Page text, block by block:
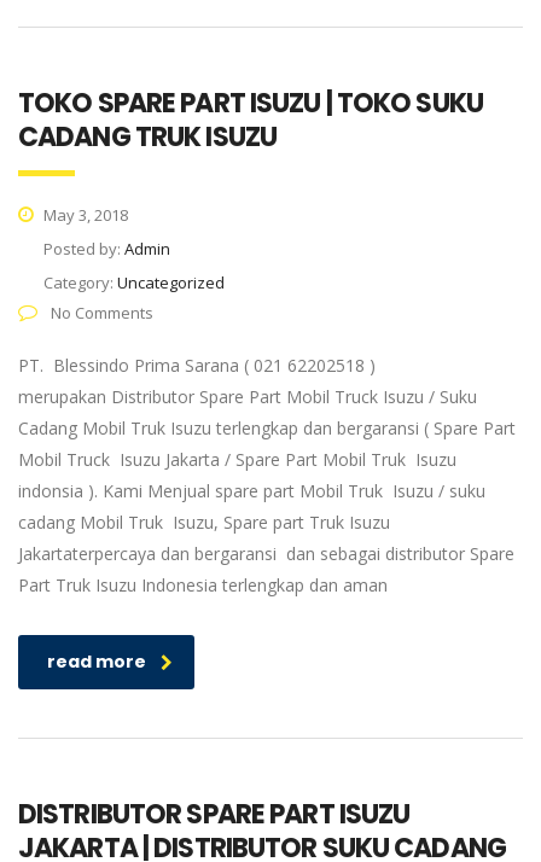
TOKO SPARE PART ISUZU | TOKO SUKU
CADANG TRUK ISUZU
May 3, 2018
Posted by: Admin
Category: Uncategorized
No Comments
PT. Blessindo Prima Sarana ( 021 62202518 )
merupakan Distributor Spare Part Mobil Truck Isuzu / Suku
Cadang Mobil Truk Isuzu terlengkap dan bergaransi ( Spare Part
Mobil Truck Isuzu Jakarta / Spare Part Mobil Truk Isuzu
indonsia ). Kami Menjual spare part Mobil Truk Isuzu / suku
cadang Mobil Truk Isuzu, Spare part Truk Isuzu
Jakartaterpercaya dan bergaransi dan sebagai distributor Spare
Part Truk Isuzu Indonesia terlengkap dan aman
read more
DISTRIBUTOR SPARE PART ISUZU
JAKARTA | DISTRIBUTOR SUKU CADANG